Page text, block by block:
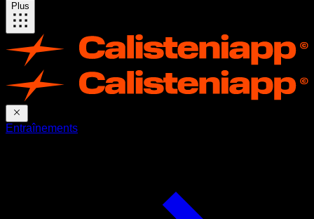
Plus
Entraînements